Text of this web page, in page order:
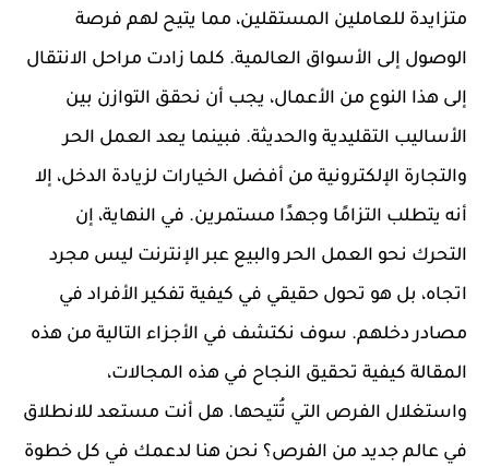
متزايدة للعاملين المستقلين، مما يتيح لهم فرصة
الوصول إلى الأسواق العالمية. كلما زادت مراحل الانتقال
إلى هذا النوع من الأعمال، يجب أن نحقق التوازن بين
الأساليب التقليدية والحديثة. فبينما يعد العمل الحر
والتجارة الإلكترونية من أفضل الخيارات لزيادة الدخل، إلا
أنه يتطلب التزامًا وجهدًا مستمرين. في النهاية، إن
التحرك نحو العمل الحر والبيع عبر الإنترنت ليس مجرد
اتجاه، بل هو تحول حقيقي في كيفية تفكير الأفراد في
مصادر دخلهم. سوف نكتشف في الأجزاء التالية من هذه
المقالة كيفية تحقيق النجاح في هذه المجالات،
واستغلال الفرص التي تُتيحها. هل أنت مستعد للانطلاق
في عالم جديد من الفرص؟ نحن هنا لدعمك في كل خطوة